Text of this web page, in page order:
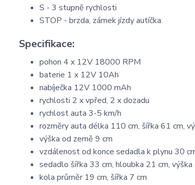
S - 3 stupně rychlosti
STOP - brzda, zámek jízdy autíčka
Specifikace:
pohon 4 x 12V 18000 RPM
baterie 1 x 12V 10Ah
nabíječka 12V 1000 mAh
rychlosti 2 x vpřed, 2 x dozadu
rychlost auta 3-5 km/h
rozměry auta délka 110 cm, šířka 61 cm,
výška od země 9 cm
vzdálenost od konce sedadla k plynu 30
sedadlo šířka 33 cm, hloubka 21 cm, výška
kola průměr 19 cm, šířka 7 cm